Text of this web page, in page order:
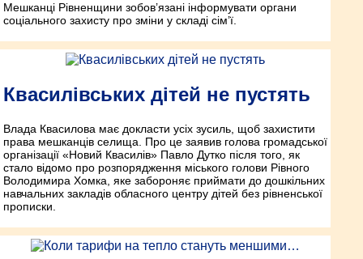
Мешканці Рівненщини зобов’язані інформувати органи
соціального захисту про зміни у складі сім’ї.
Квасилівських дітей не пустять
Влада Квасилова має докласти усіх зусиль, щоб захистити
права мешканців селища. Про це заявив голова громадської
організації «Новий Квасилів» Павло Дутко після того, як
стало відомо про розпорядження міського голови Рівного
Володимира Хомка, яке забороняє приймати до дошкільних
навчальних закладів обласного центру дітей без рівненської
прописки.